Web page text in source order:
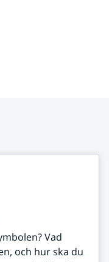
Vad
och hur ska du